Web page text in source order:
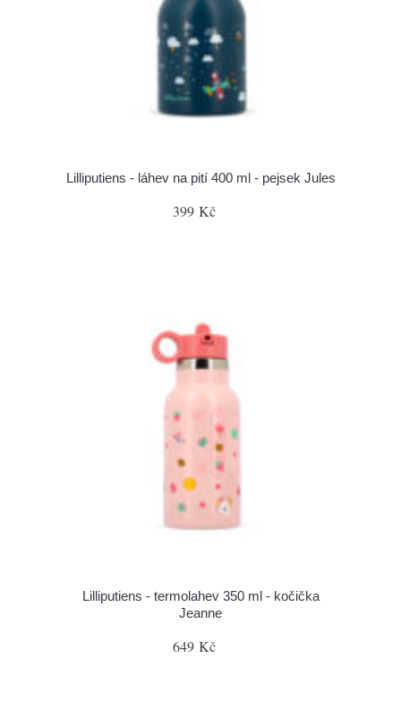
Lilliputiens - láhev na pití 400 ml - pejsek Jules
399 Kč
Lilliputiens - termolahev 350 ml - kočička
Jeanne
649 Kč